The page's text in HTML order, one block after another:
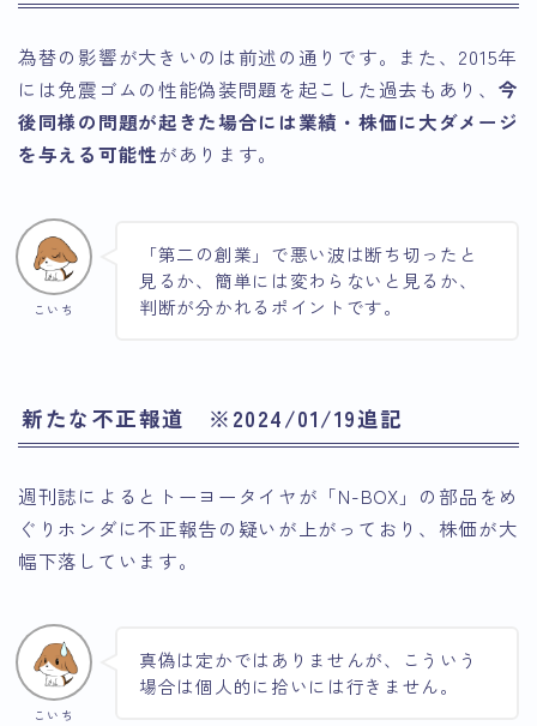
為替の影響が大きいのは前述の通りです。また、2015年
には免震ゴムの性能偽装問題を起こした過去もあり、 今
後同様の問題が起きた場合には業績・株価に大ダメージ
を与える可能性があります。
こいち
「第二の創業」で悪い波は断ち切ったと
見るか、簡単には変わらないと見るか、
判断が分かれるポイントです。
新たな不正報道 ※2024/01/19追記
週刊誌によるとトーヨータイヤが「N-BOX」の部品をめ
ぐりホンダに不正報告の疑いが上がっており、株価が大
幅下落しています。
こいち
真偽は定かではありませんが、こういう
場合は個人的に拾いには行きません。